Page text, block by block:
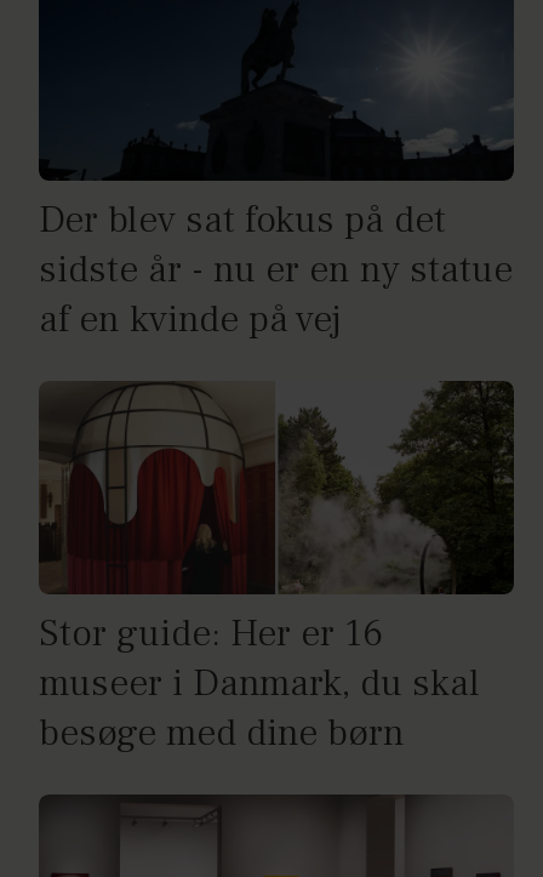
Der blev sat fokus på det
sidste år - nu er en ny statue
af en kvinde på vej
Stor guide: Her er 16
museer i Danmark, du skal
besøge med dine børn